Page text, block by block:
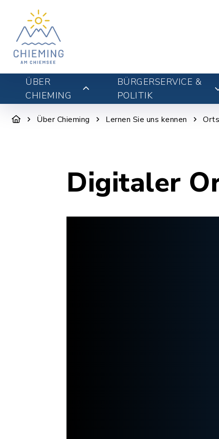
ÜBER
CHIEMING
BÜRGERSERVICE &
POLITIK
Über Chieming Lernen Sie uns kennen
Digitaler